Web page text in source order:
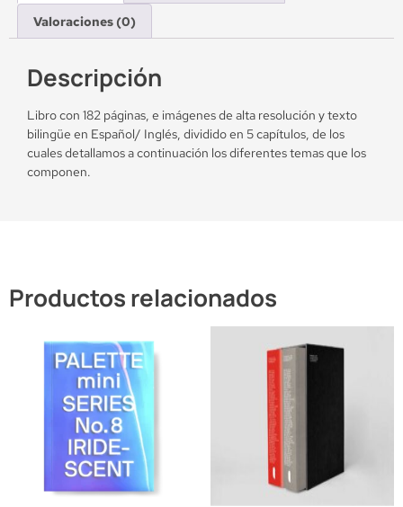
Valoraciones (0)
Descripción
Libro con 182 páginas, e imágenes de alta resolución y texto
bilingüe en Español/ Inglés, dividido en 5 capítulos, de los
cuales detallamos a continuación los diferentes temas que los
componen.
Productos relacionados